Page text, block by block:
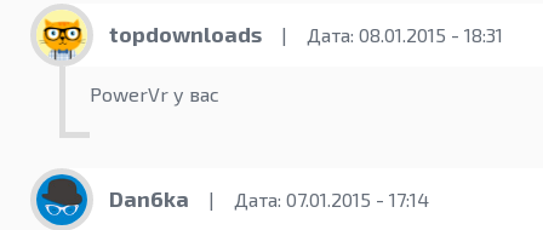
topdownloads | Дата: 08.01.2015 - 18:31
PowerVr у вас
Dan6ka | Дата: 07.01.2015 - 17:14